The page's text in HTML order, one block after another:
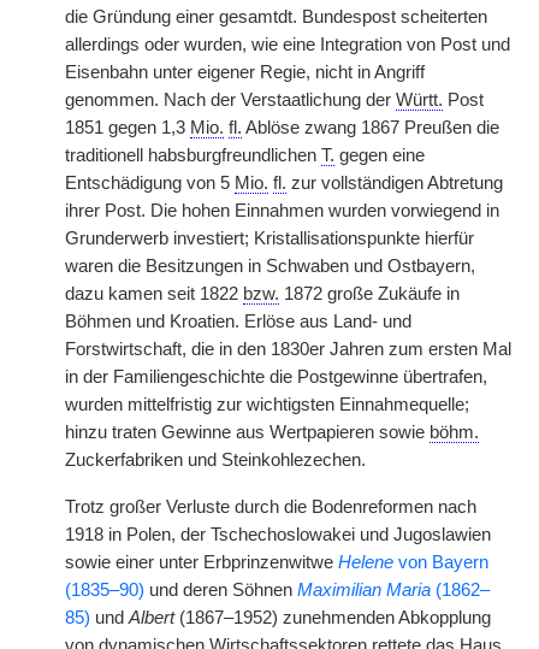
die Gründung einer gesamtdt. Bundespost scheiterten
allerdings oder wurden, wie eine Integration von Post und
Eisenbahn unter eigener Regie, nicht in Angriff
genommen. Nach der Verstaatlichung der Württ. Post
1851 gegen 1,3 Mio. fl. Ablöse zwang 1867 Preußen die
traditionell habsburgfreundlichen T. gegen eine
Entschädigung von 5 Mio. fl. zur vollständigen Abtretung
ihrer Post. Die hohen Einnahmen wurden vorwiegend in
Grunderwerb investiert; Kristallisationspunkte hierfür
waren die Besitzungen in Schwaben und Ostbayern,
dazu kamen seit 1822 bzw. 1872 große Zukäufe in
Böhmen und Kroatien. Erlöse aus Land- und
Forstwirtschaft, die in den 1830er Jahren zum ersten Mal
in der Familiengeschichte die Postgewinne übertrafen,
wurden mittelfristig zur wichtigsten Einnahmequelle;
hinzu traten Gewinne aus Wertpapieren sowie böhm.
Zuckerfabriken und Steinkohlezechen.
Trotz großer Verluste durch die Bodenreformen nach
1918 in Polen, der Tschechoslowakei und Jugoslawien
sowie einer unter Erbprinzenwitwe Helene von Bayern
(1835–90) und deren Söhnen Maximilian Maria (1862–
85) und Albert(1867–1952) zunehmenden Abkopplung